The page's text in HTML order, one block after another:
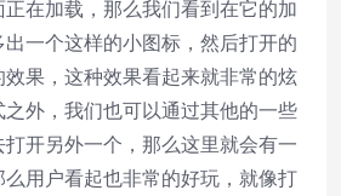
Style
在加载，那么我们看到在它的加
一个这样的小图标，然后打开的
果，这种效果看起来就非常的炫
外，我们也可以通过其他的一些
开另外一个，那么这里就会有一
用户看起也非常的好玩，就像打